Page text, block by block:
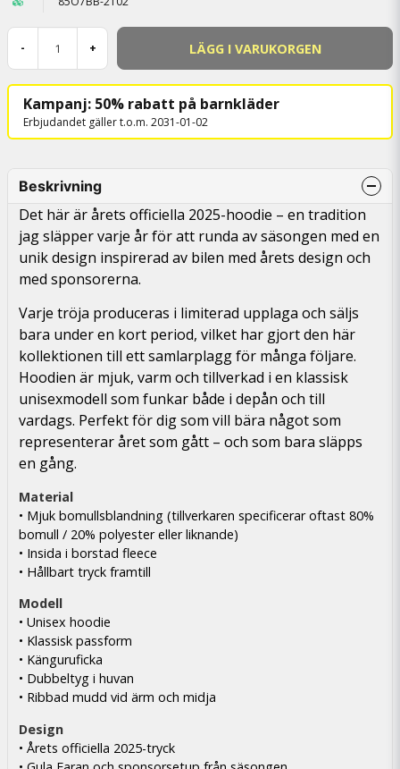
- + LÄGG I VARUKORGEN
Kampanj: 50% rabatt på barnkläder
Erbjudandet gäller t.o.m. 2031-01-02
Beskrivning
Det här är årets officiella 2025-hoodie – en tradition
jag släpper varje år för att runda av säsongen med en
unik design inspirerad av bilen med årets design och
med sponsorerna.
Varje tröja produceras i limiterad upplaga och säljs
bara under en kort period, vilket har gjort den här
kollektionen till ett samlarplagg för många följare.
Hoodien är mjuk, varm och tillverkad i en klassisk
unisexmodell som funkar både i depån och till
vardags. Perfekt för dig som vill bära något som
representerar året som gått – och som bara släpps
en gång.
Material
• Mjuk bomullsblandning (tillverkaren specificerar oftast 80%
bomull / 20% polyester eller liknande)
• Insida i borstad fleece
• Hållbart tryck framtill
Modell
• Unisex hoodie
• Klassisk passform
• Känguruficka
• Dubbeltyg i huvan
• Ribbad mudd vid ärm och midja
Design
• Årets officiella 2025-tryck